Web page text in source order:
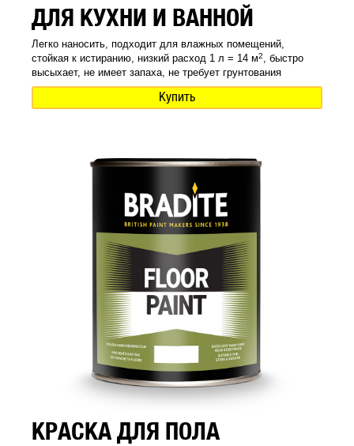
ДЛЯ КУХНИ И ВАННОЙ
Легко наносить, подходит для влажных помещений,
стойкая к истиранию, низкий расход 1 л = 14 м2, быстро
высыхает, не имеет запаха, не требует грунтования
Купить
КРАСКА ДЛЯ ПОЛА